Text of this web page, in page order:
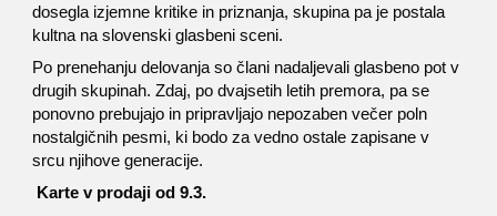
dosegla izjemne kritike in priznanja, skupina pa je postala
kultna na slovenski glasbeni sceni.
Po prenehanju delovanja so člani nadaljevali glasbeno pot v
drugih skupinah. Zdaj, po dvajsetih letih premora, pa se
ponovno prebujajo in pripravljajo nepozaben večer poln
nostalgičnih pesmi, ki bodo za vedno ostale zapisane v
srcu njihove generacije.
Karte v prodaji od 9.3.